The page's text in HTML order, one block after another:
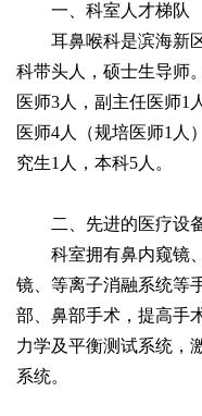
一、 科室人才梯队
耳鼻喉科是滨海新区
科带头人，硕士生导师
医师3人，副主任医师1
医师4人（规培医师1人
究生1人，本科5人。
二、先进的医疗设
科室拥有鼻内窥镜、
镜、等离子消融系统等
部、鼻部手术，提高手
力学及平衡测试系统，
系统。